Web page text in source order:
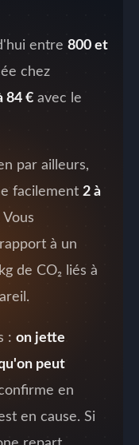
entre 800 et
chez
84 € avec le
par ailleurs,
facilement 2 à
Vous
à un
de CO₂ liés à
: on jette
peut
en
en cause. Si